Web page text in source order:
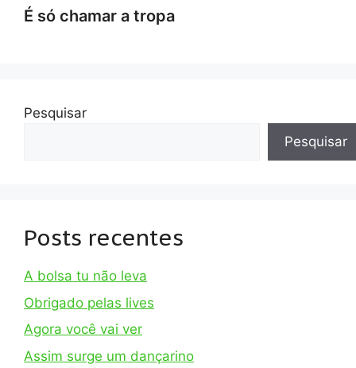
É só chamar a tropa
Pesquisar
Pesquisar
Posts recentes
A bolsa tu não leva
Obrigado pelas lives
Agora você vai ver
Assim surge um dançarino